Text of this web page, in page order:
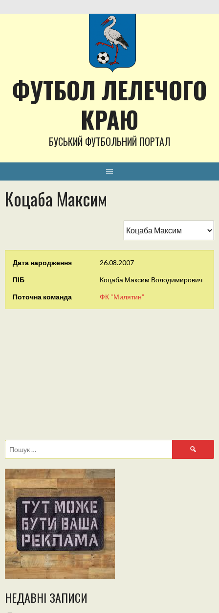
to
ФУТБОЛ ЛЕЛЕЧОГО
КРАЮ
БУСЬКИЙ ФУТБОЛЬНИЙ ПОРТАЛ
Коцаба Максим
Дата народження 26.08.2007
ПІБ Коцаба Максим Володимирович
Поточна команда ФК “Милятин”
Пошук:
НЕДАВНІ ЗАПИСИ